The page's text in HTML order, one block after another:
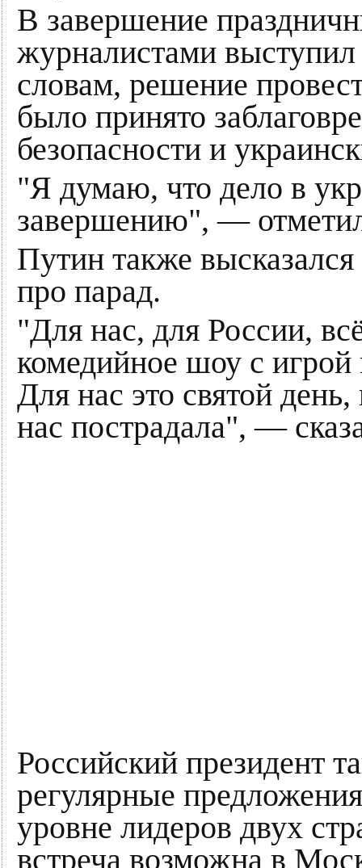
В завершение
журналистами
словам, решение
было принято
безопасности и
"Я думаю, что дело в
завершению", —
Путин также высказался
про парад.
"Для нас, для России,
комедийное шоу с
Для нас это святой
нас пострадала", —
Российский президент
регулярные
уровне лидеров двух
встреча возможна в